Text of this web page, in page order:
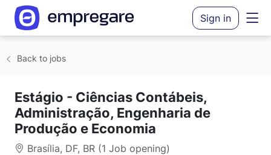
Sign in
Back to jobs
Estágio - Ciências Contábeis,
Administração, Engenharia de
Produção e Economia
Brasília, DF, BR (1 Job opening)